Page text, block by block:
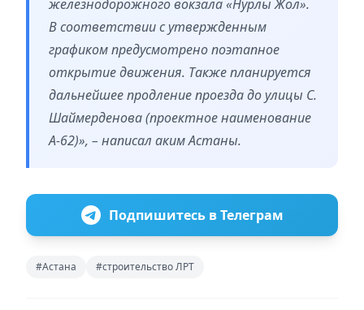
железнодорожного вокзала «Нурлы Жол».
В соответствии с утвержденным
графиком предусмотрено поэтапное
открытие движения. Также планируется
дальнейшее продление проезда до улицы С.
Шаймерденова (проектное наименование
А-62)», – написал аким Астаны.
Подпишитесь в Телеграм
#Астана #строительство ЛРТ